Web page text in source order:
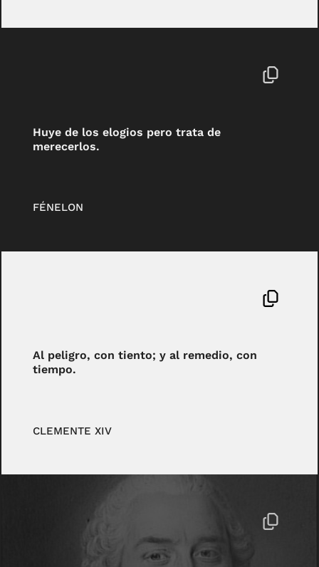
Huye de los elogios pero trata de
merecerlos.
FÉNELON
Al peligro, con tiento; y al remedio, con
tiempo.
CLEMENTE XIV